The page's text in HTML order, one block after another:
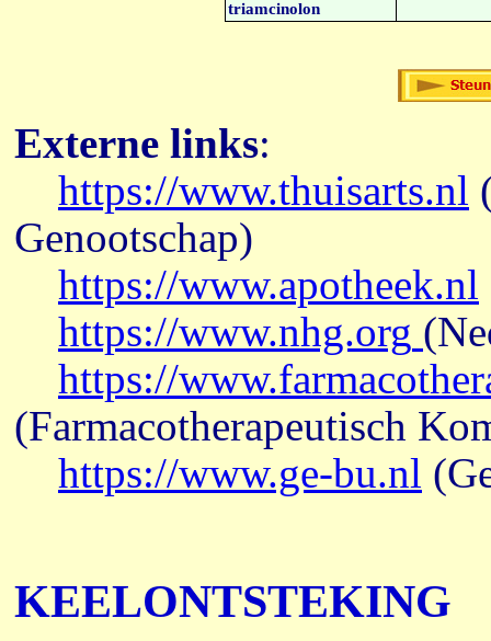
triamcinolon
Externe links:
https://www.thuisarts.nl
Genootschap)
https://www.apotheek.nl
https://www.nhg.org
https://
(Farmacotherapeutisch
https://www.ge-bu.nl
KEELONTSTEKING